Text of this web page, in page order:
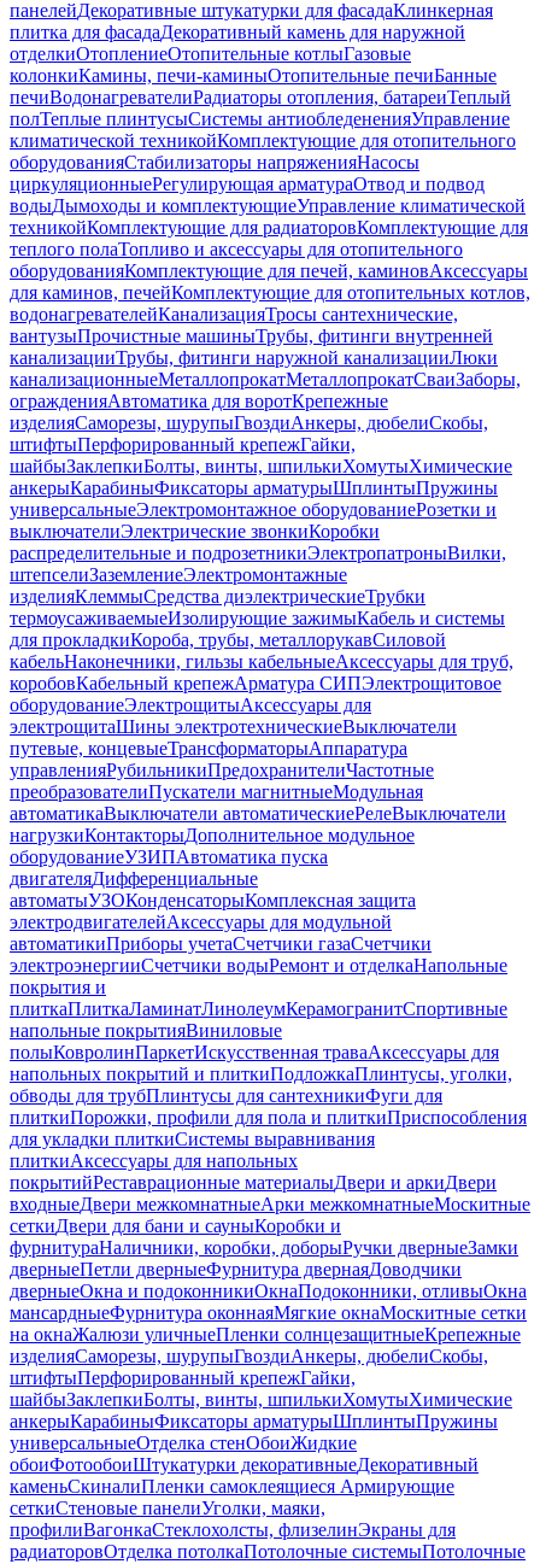
панелейДекоративные штукатурки для фасадаКлинкерная
плитка для фасадаДекоративный камень для наружной
отделкиОтоплениеОтопительные котлыГазовые
колонкиКамины, печи-каминыОтопительные печиБанные
печиВодонагревателиРадиаторы отопления, батареиТеплый
полТеплые плинтусыСистемы антиобледененияУправление
климатической техникойКомплектующие для отопительного
оборудованияСтабилизаторы напряженияНасосы
циркуляционныеРегулирующая арматураОтвод и подвод
водыДымоходы и комплектующиеУправление климатической
техникойКомплектующие для радиаторовКомплектующие для
теплого полаТопливо и аксессуары для отопительного
оборудованияКомплектующие для печей, каминовАксессуары
для каминов, печейКомплектующие для отопительных котлов,
водонагревателейКанализацияТросы сантехнические,
вантузыПрочистные машиныТрубы, фитинги внутренней
канализацииТрубы, фитинги наружной канализацииЛюки
канализационныеМеталлопрокатМеталлопрокатСваиЗаборы,
огражденияАвтоматика для воротКрепежные
изделияСаморезы, шурупыГвоздиАнкеры, дюбелиСкобы,
штифтыПерфорированный крепежГайки,
шайбыЗаклепкиБолты, винты, шпилькиХомутыХимические
анкерыКарабиныФиксаторы арматурыШплинтыПружины
универсальныеЭлектромонтажное оборудованиеРозетки и
выключателиЭлектрические звонкиКоробки
распределительные и подрозетникиЭлектропатроныВилки,
штепселиЗаземлениеЭлектромонтажные
изделияКлеммыСредства диэлектрическиеТрубки
термоусаживаемыеИзолирующие зажимыКабель и системы
для прокладкиКороба, трубы, металлорукавСиловой
кабельНаконечники, гильзы кабельныеАксессуары для труб,
коробовКабельный крепежАрматура СИПЭлектрощитовое
оборудованиеЭлектрощитыАксессуары для
электрощитаШины электротехническиеВыключатели
путевые, концевыеТрансформаторыАппаратура
управленияРубильникиПредохранителиЧастотные
преобразователиПускатели магнитныеМодульная
автоматикаВыключатели автоматическиеРелеВыключатели
нагрузкиКонтакторыДополнительное модульное
оборудованиеУЗИПАвтоматика пуска
двигателяДифференциальные
автоматыУЗОКонденсаторыКомплексная защита
электродвигателейАксессуары для модульной
автоматикиПриборы учетаСчетчики газаСчетчики
электроэнергииСчетчики водыРемонт и отделкаНапольные
покрытия и
плиткаПлиткаЛаминатЛинолеумКерамогранитСпортивные
напольные покрытияВиниловые
полыКовролинПаркетИскусственная траваАксессуары для
напольных покрытий и плиткиПодложкаПлинтусы, уголки,
обводы для трубПлинтусы для сантехникиФуги для
плиткиПорожки, профили для пола и плиткиПриспособления
для укладки плиткиСистемы выравнивания
плиткиАксессуары для напольных
покрытийРеставрационные материалыДвери и аркиДвери
входныеДвери межкомнатныеАрки межкомнатныеМоскитные
сеткиДвери для бани и сауныКоробки и
фурнитураНаличники, коробки, доборыРучки дверныеЗамки
дверныеПетли дверныеФурнитура двернаяДоводчики
дверныеОкна и подоконникиОкнаПодоконники, отливыОкна
мансардныеФурнитура оконнаяМягкие окнаМоскитные сетки
на окнаЖалюзи уличныеПленки солнцезащитныеКрепежные
изделияСаморезы, шурупыГвоздиАнкеры, дюбелиСкобы,
штифтыПерфорированный крепежГайки,
шайбыЗаклепкиБолты, винты, шпилькиХомутыХимические
анкерыКарабиныФиксаторы арматурыШплинтыПружины
универсальныеОтделка стенОбоиЖидкие
обоиФотообоиШтукатурки декоративныеДекоративный
каменьСкиналиПленки самоклеящиеся Армирующие
сеткиСтеновые панелиУголки, маяки,
профилиВагонкаСтеклохолсты, флизелинЭкраны для
радиаторовОтделка потолкаПотолочные системыПотолочные